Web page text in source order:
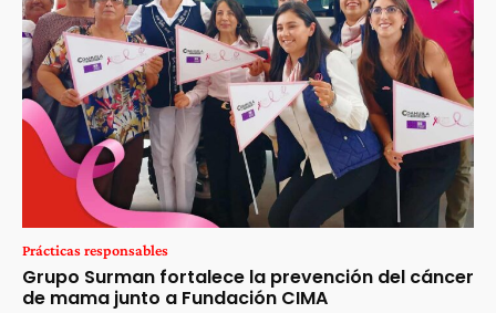
Prácticas responsables
Grupo Surman fortalece la prevención del cáncer
de mama junto a Fundación CIMA